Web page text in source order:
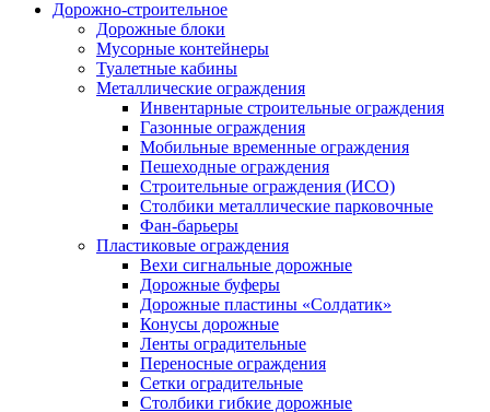
Дорожно-строительное
Дорожные блоки
Мусорные контейнеры
Туалетные кабины
Металлические ограждения
Инвентарные строительные ограждения
Газонные ограждения
Мобильные временные ограждения
Пешеходные ограждения
Строительные ограждения (ИСО)
Столбики металлические парковочные
Фан-барьеры
Пластиковые ограждения
Вехи сигнальные дорожные
Дорожные буферы
Дорожные пластины «Солдатик»
Конусы дорожные
Ленты оградительные
Переносные ограждения
Сетки оградительные
Столбики гибкие дорожные